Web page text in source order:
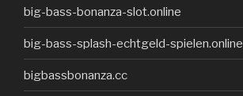
big-bass-bonanza-slot.online
big-bass-splash-echtgeld-spielen.online
bigbassbonanza.cc